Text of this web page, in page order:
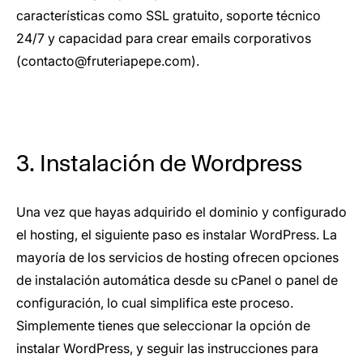
características como SSL gratuito, soporte técnico
24/7 y capacidad para crear emails corporativos
(contacto@fruteriapepe.com).
3. Instalación de Wordpress
Una vez que hayas adquirido el dominio y configurado
el hosting, el siguiente paso es instalar WordPress. La
mayoría de los servicios de hosting ofrecen opciones
de instalación automática desde su cPanel o panel de
configuración, lo cual simplifica este proceso.
Simplemente tienes que seleccionar la opción de
instalar WordPress, y seguir las instrucciones para